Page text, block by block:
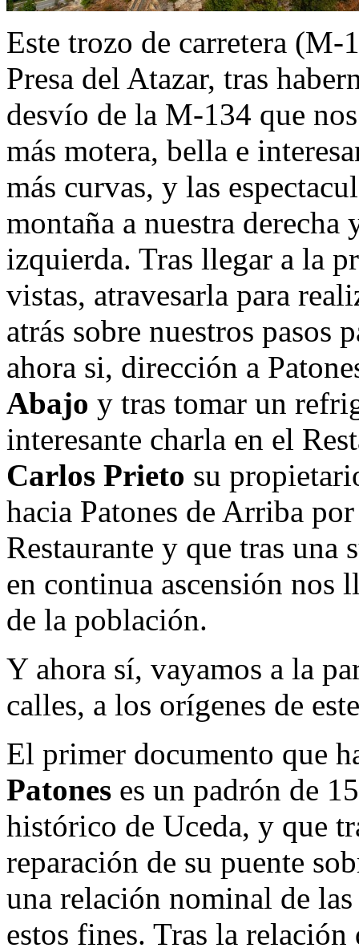
Este trozo de carretera (M-
Presa del Atazar, tras
desvío de la M-134 que
más motera, bella e
más curvas, y las
montaña a nuestra
izquierda. Tras llegar a la
vistas, atravesarla para
atrás sobre nuestros pasos
ahora si, dirección a
Abajo y tras tomar un
interesante charla en el
Carlos Prieto su
hacia Patones de Arriba
Restaurante y que tras una
en continua ascensión nos
de la población.
Y ahora sí, vayamos a la
calles, a los orígenes de
El primer documento que
Patones es un padrón de
histórico de Uceda, y que
reparación de su puente
una relación nominal de
estos fines. Tras la